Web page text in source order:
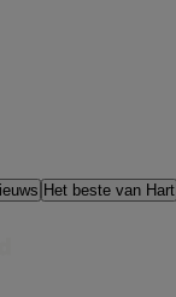
Het beste van Hart